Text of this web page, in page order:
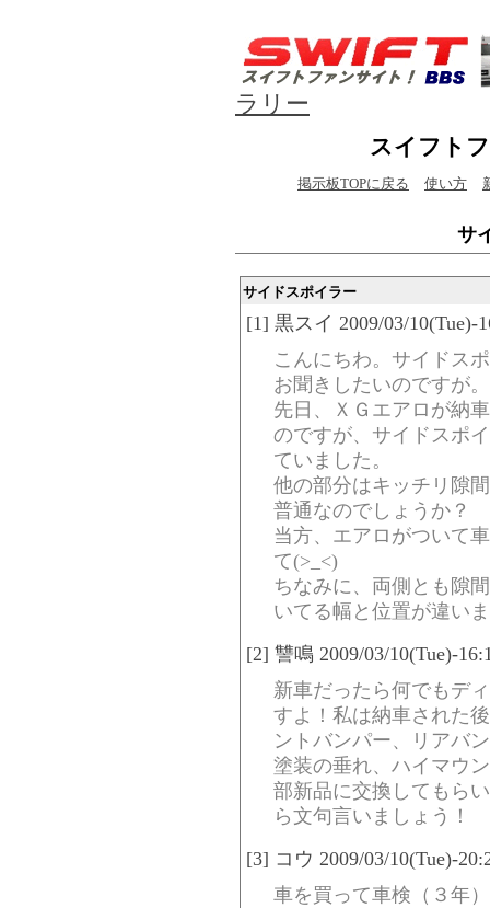
ラリー
スイフト
掲示板TOPに戻る 使い方
サ
サイドスポイラー
[1] 黒スイ 2009/03/10(Tue)-
こんにちわ。サイドス
お聞きしたいのですが。
先日、ＸＧエアロが納
のですが、サイドスポ
ていました。
他の部分はキッチリ隙
普通なのでしょうか？
当方、エアロがついて
て(>_<)
ちなみに、両側とも隙
いてる幅と位置が違い
[2] 讐鳴 2009/03/10(Tue)-
新車だったら何でもデ
すよ！私は納車された
ントバンパー、リアバ
塗装の垂れ、ハイマウ
部新品に交換してもら
ら文句言いましょう！
[3] コウ 2009/03/10(Tue)-
車を買って車検（３年